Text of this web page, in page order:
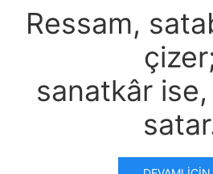
Ressam,
sanatkâr